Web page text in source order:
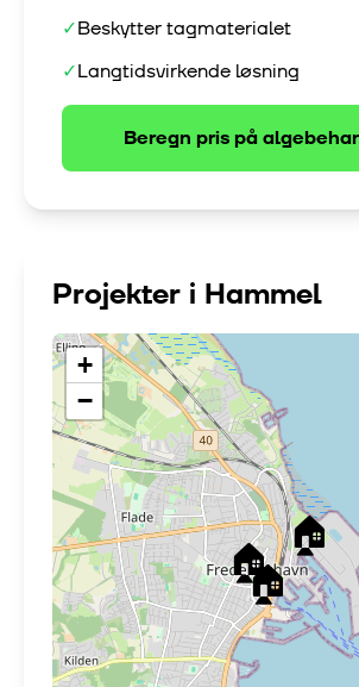
✓Beskytter tagmaterialet
✓Langtidsvirkende løsning
Beregn pris på
Projekter i Hammel
🏠
🏠 🏠
+
−